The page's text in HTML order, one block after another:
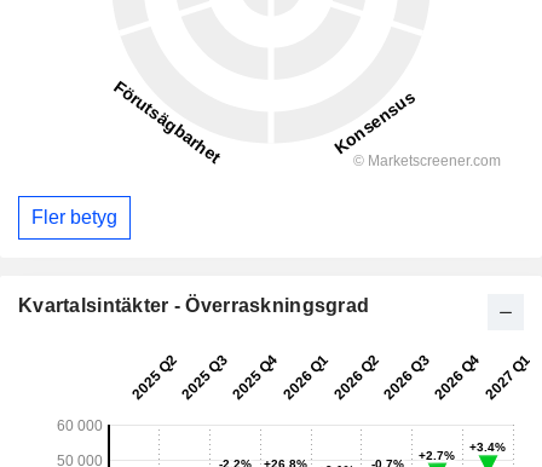
Fler betyg
Kvartalsintäkter - Överraskningsgrad